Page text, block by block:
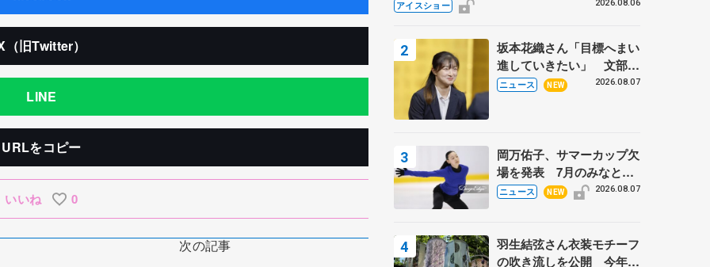
（旧Twitter）
LINE
URLをコピー
いいね 0
次の記事
アイスショー 2026.08.06
坂本花織さん「目標へまい
進していきたい」 文部科
学省スポーツ表彰式で代表
ニュース NEW 2026.08.07
岡万佑子、サマーカップ欠
場を発表 7月のみなとア
クルス杯は腰痛の影響で
ニュース NEW 2026.08.07
羽生結弦さん衣装モチーフ
の吹き流しを公開 今年は